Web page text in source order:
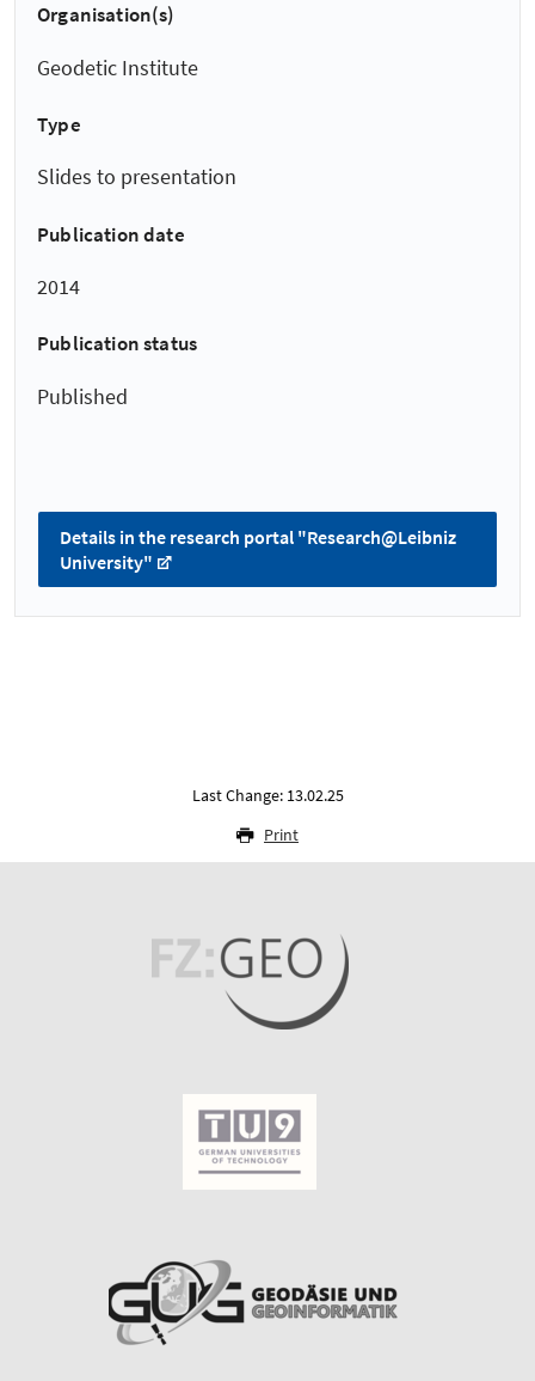
Organisation(s)
Geodetic Institute
Type
Slides to presentation
Publication date
2014
Publication status
Published
Details in the research portal "Research@Leibniz
University"
Last Change: 13.02.25
Print